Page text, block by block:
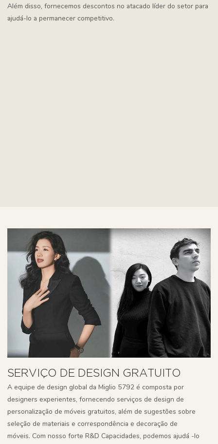
Além disso, fornecemos descontos no atacado líder do setor para
ajudá-lo a permanecer competitivo.
SERVIÇO DE DESIGN GRATUITO
A equipe de design global da Miglio 5792 é composta por
designers experientes, fornecendo serviços de design de
personalização de móveis gratuitos, além de sugestões sobre
seleção de materiais e correspondência e decoração de
móveis. Com nosso forte R&D Capacidades, podemos ajudá -lo